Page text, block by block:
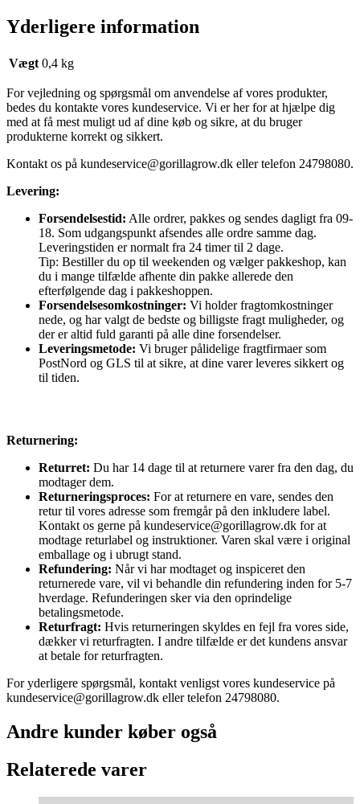
Yderligere information
Vægt 0,4 kg
For vejledning og spørgsmål om anvendelse af vores produkter,
bedes du kontakte vores kundeservice. Vi er her for at hjælpe dig
med at få mest muligt ud af dine køb og sikre, at du bruger
produkterne korrekt og sikkert.
Kontakt os på kundeservice@gorillagrow.dk eller telefon 24798080.
Levering:
Forsendelsestid: Alle ordrer, pakkes og sendes dagligt fra 09-
18. Som udgangspunkt afsendes alle ordre samme dag.
Leveringstiden er normalt fra 24 timer til 2 dage.
Tip: Bestiller du op til weekenden og vælger pakkeshop, kan
du i mange tilfælde afhente din pakke allerede den
efterfølgende dag i pakkeshoppen.
Forsendelsesomkostninger: Vi holder fragtomkostninger
nede, og har valgt de bedste og billigste fragt muligheder, og
der er altid fuld garanti på alle dine forsendelser.
Leveringsmetode: Vi bruger pålidelige fragtfirmaer som
PostNord og GLS til at sikre, at dine varer leveres sikkert og
til tiden.
Returnering:
Returret: Du har 14 dage til at returnere varer fra den dag, du
modtager dem.
Returneringsproces: For at returnere en vare, sendes den
retur til vores adresse som fremgår på den inkludere label.
Kontakt os gerne på kundeservice@gorillagrow.dk for at
modtage returlabel og instruktioner. Varen skal være i original
emballage og i ubrugt stand.
Refundering: Når vi har modtaget og inspiceret den
returnerede vare, vil vi behandle din refundering inden for 5-7
hverdage. Refunderingen sker via den oprindelige
betalingsmetode.
Returfragt: Hvis returneringen skyldes en fejl fra vores side,
dækker vi returfragten. I andre tilfælde er det kundens ansvar
at betale for returfragten.
For yderligere spørgsmål, kontakt venligst vores kundeservice på
kundeservice@gorillagrow.dk eller telefon 24798080.
Andre kunder køber også
Relaterede varer